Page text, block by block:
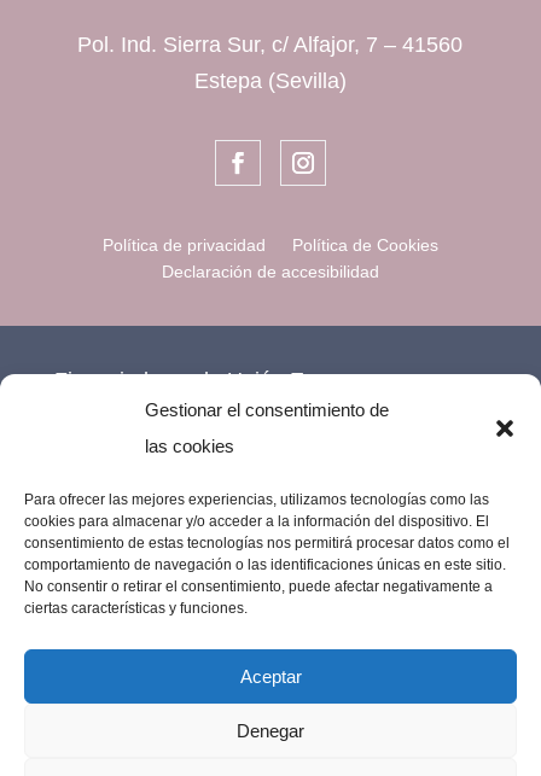
Gestionar el consentimiento de
las cookies
Para ofrecer las mejores experiencias, utilizamos tecnologías como las
cookies para almacenar y/o acceder a la información del dispositivo. El
consentimiento de estas tecnologías nos permitirá procesar datos como el
comportamiento de navegación o las identificaciones únicas en este sitio.
No consentir o retirar el consentimiento, puede afectar negativamente a
ciertas características y funciones.
Aceptar
Denegar
Pol. Ind. Sierra Sur, c/ Alfajor, 7 – 41560
Estepa (Sevilla)
Política de privacidad
Política de Cookies
Declaración de accesibilidad
Financiado por la Unión Europea –
NextGenerationEU.